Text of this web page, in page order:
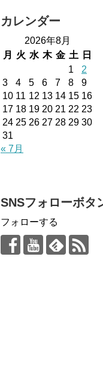
カレンダー
2026年8月
月
火 水 木 金 土
日
1
2
3
4 5 6 7 8
9
10 11 12 13 14 15 16
17 18 19 20 21 22 23
24 25 26 27 28 29 30
31
« 7月
SNSフォローボタ
フォローする